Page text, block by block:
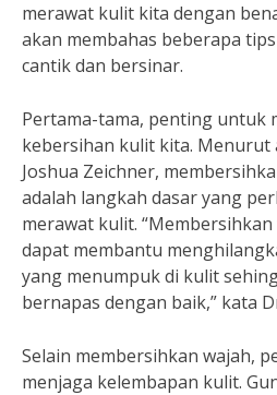
merawat kulit kita dengan
akan membahas beberapa
cantik dan bersinar.
Pertama-tama, penting untuk
kebersihan kulit kita. Menurut
Joshua Zeichner,
adalah langkah dasar yang
merawat kulit.
dapat membantu
yang menumpuk di kulit
bernapas dengan baik,” kata
Selain membersihkan wajah,
menjaga kelembapan kulit.